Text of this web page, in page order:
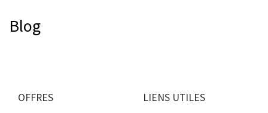
Blog
OFFRES LIENS UTILES